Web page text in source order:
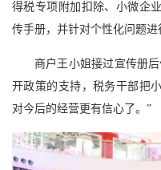
得税专项附加扣除、小微企
传手册，并针对个性化问题进
商户王小姐接过宣传册
开政策的支持，税务干部把
对今后的经营更有信心了。”